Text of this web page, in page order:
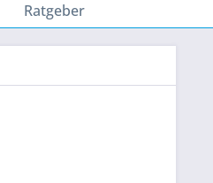
Ratgeber